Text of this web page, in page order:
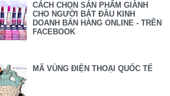
CÁCH CHỌN SẢN PHẨM GIÀNH
CHO NGƯỜI BẮT ĐẦU KINH
DOANH BÁN HÀNG ONLINE - TRÊN
FACEBOOK
MÃ VÙNG ĐIỆN THOẠI QUỐC TẾ